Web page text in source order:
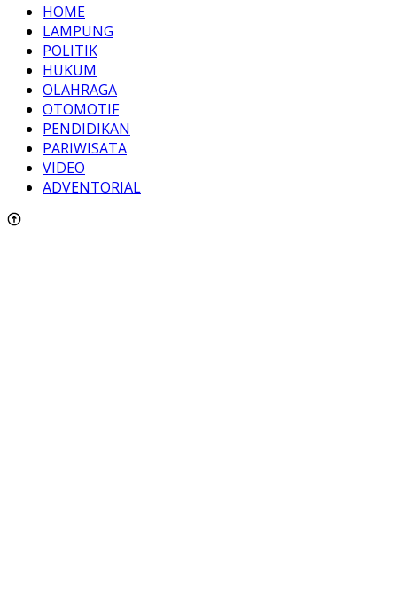
HOME
LAMPUNG
POLITIK
HUKUM
OLAHRAGA
OTOMOTIF
PENDIDIKAN
PARIWISATA
VIDEO
ADVENTORIAL